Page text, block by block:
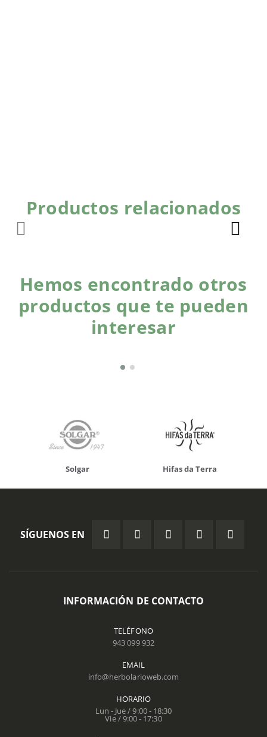
Productos relacionados
Hemos encontrado otros
productos que te pueden
interesar
Solgar Hifas da Terra
SÍGUENOS EN
INFORMACIÓN DE CONTACTO
TELÉFONO
943 099 932
EMAIL
info@herbolarioweb.com
HORARIO
Lun - Jue / 9:00 - 18:30
Vie / 9:00 - 17:30